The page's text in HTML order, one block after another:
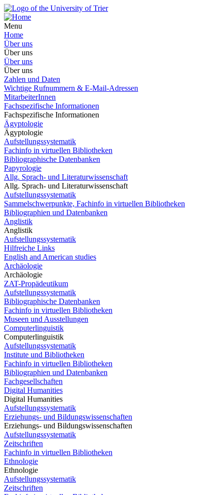
Menu
Home
Über uns
Über uns
Über uns
Über uns
Zahlen und Daten
Wichtige Rufnummern & E-Mail-Adressen
MitarbeiterInnen
Fachspezifische Informationen
Fachspezifische Informationen
Ägyptologie
Ägyptologie
Aufstellungssystematik
Fachinfo in virtuellen Bibliotheken
Bibliographische Datenbanken
Papyrologie
Allg. Sprach- und Literaturwissenschaft
Allg. Sprach- und Literaturwissenschaft
Aufstellungssystematik
Sammelschwerpunkte, Fachinfo in virtuellen Bibliotheken
Bibliographien und Datenbanken
Anglistik
Anglistik
Aufstellungssystematik
Hilfreiche Links
English and American studies
Archäologie
Archäologie
ZAT-Propädeutikum
Aufstellungssystematik
Bibliographische Datenbanken
Fachinfo in virtuellen Bibliotheken
Museen und Ausstellungen
Computerlinguistik
Computerlinguistik
Aufstellungssystematik
Institute und Bibliotheken
Fachinfo in virtuellen Bibliotheken
Bibliographien und Datenbanken
Fachgesellschaften
Digital Humanities
Digital Humanities
Aufstellungssystematik
Erziehungs- und Bildungswissenschaften
Erziehungs- und Bildungswissenschaften
Aufstellungssystematik
Zeitschriften
Fachinfo in virtuellen Bibliotheken
Ethnologie
Ethnologie
Aufstellungssystematik
Zeitschriften